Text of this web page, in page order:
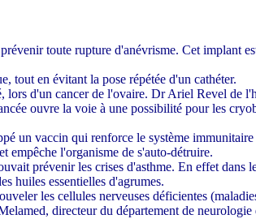
toute rupture d'anévrisme. Cet implant
tout en évitant la pose répétée d'un cathéter.
d'un cancer de l'ovaire. Dr Ariel Revel de
ouvre la voie à une possibilité pour les
un vaccin qui renforce le système
l'organisme de s'auto-détruire.
prévenir les crises d'asthme. En effet dans
huiles essentielles d'agrumes.
les cellules nerveuses déficientes
directeur du département de